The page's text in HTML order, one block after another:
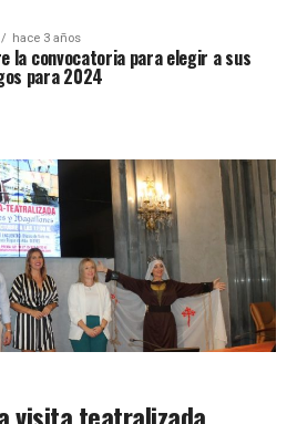
hace 3 años
la convocatoria para elegir a sus
para 2024
visita teatralizada